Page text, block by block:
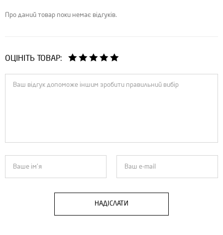
Про даний товар поки немає відгуків.
ОЦІНІТЬ ТОВАР:
НАДІСЛАТИ